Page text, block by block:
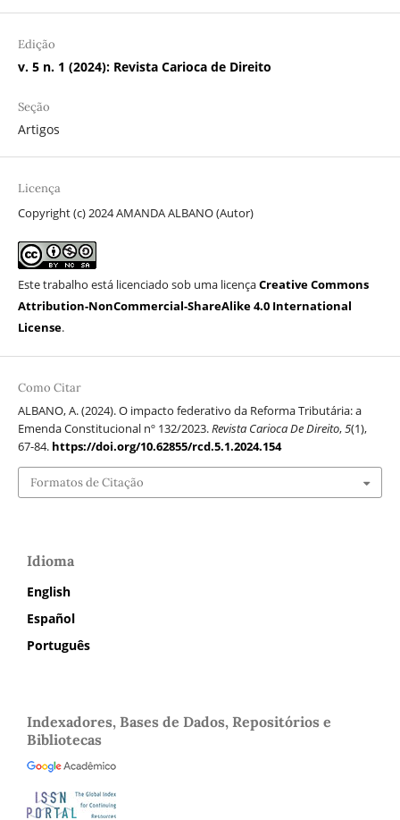
Edição
v. 5 n. 1 (2024): Revista Carioca de Direito
Seção
Artigos
Licença
Copyright (c) 2024 AMANDA ALBANO (Autor)
Este trabalho está licenciado sob uma licençaCreative Commons
Attribution-NonCommercial-ShareAlike 4.0 International
License.
Como Citar
ALBANO, A. (2024). O impacto federativo da Reforma Tributária: a
Emenda Constitucional nº 132/2023.Revista Carioca De Direito,5(1),
67-84. https://doi.org/10.62855/rcd.5.1.2024.154
Formatos de Citação
Idioma
English
Español
Português
Indexadores, Bases de Dados, Repositórios e
Bibliotecas